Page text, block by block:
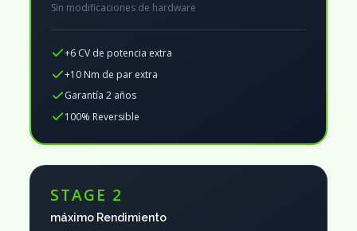
Sin modificaciones de hardware
+6 CV de potencia extra
+10 Nm de par extra
Garantía 2 años
100% Reversible
STAGE 2
máximo Rendimiento